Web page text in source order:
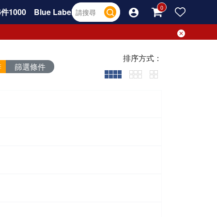
1000
Blue Label
篩選條件
排序方式：